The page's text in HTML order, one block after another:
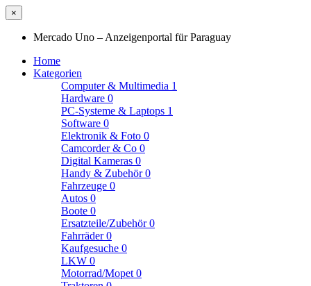
×
Mercado Uno – Anzeigenportal für Paraguay
Home
Kategorien
Computer & Multimedia 1
Hardware 0
PC-Systeme & Laptops 1
Software 0
Elektronik & Foto 0
Camcorder & Co 0
Digital Kameras 0
Handy & Zubehör0
Fahrzeuge 0
Autos 0
Boote 0
Ersatzteile/Zubehör0
Fahrräder0
Kaufgesuche 0
LKW 0
Motorrad/Mopet 0